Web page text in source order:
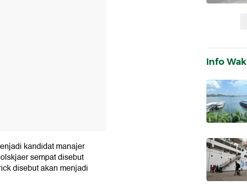
kandidat manajer
sempat disebut
disebut akan menjadi
Info Wak